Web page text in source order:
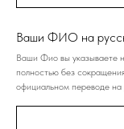
Ваши ФИО на
Ваши Фио вы указываете
полностью без
официальном переводе на